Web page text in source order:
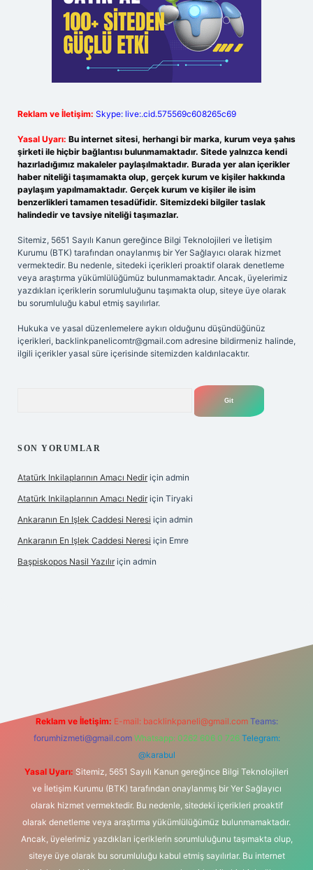
Reklam ve İletişim: Skype: live:.cid.575569c608265c69
Yasal Uyarı: Bu internet sitesi, herhangi bir marka, kurum veya şahıs
şirketi ile hiçbir bağlantısı bulunmamaktadır. Sitede yalnızca kendi
hazırladığımız makaleler paylaşılmaktadır. Burada yer alan içerikler
haber niteliği taşımamakta olup, gerçek kurum ve kişiler hakkında
paylaşım yapılmamaktadır. Gerçek kurum ve kişiler ile isim
benzerlikleri tamamen tesadüfidir. Sitemizdeki bilgiler taslak
halindedir ve tavsiye niteliği taşımazlar.
Sitemiz, 5651 Sayılı Kanun gereğince Bilgi Teknolojileri ve İletişim
Kurumu (BTK) tarafından onaylanmış bir Yer Sağlayıcı olarak hizmet
vermektedir. Bu nedenle, sitedeki içerikleri proaktif olarak denetleme
veya araştırma yükümlülüğümüz bulunmamaktadır. Ancak, üyelerimiz
yazdıkları içeriklerin sorumluluğunu taşımakta olup, siteye üye olarak
bu sorumluluğu kabul etmiş sayılırlar.
Hukuka ve yasal düzenlemelere aykırı olduğunu düşündüğünüz
içerikleri, backlinkpanelicomtr@gmail.com adresine bildirmeniz halinde,
ilgili içerikler yasal süre içerisinde sitemizden kaldırılacaktır.
SON YORUMLAR
Atatürk Inkilaplarının Amacı Nedir için admin
Atatürk Inkilaplarının Amacı Nedir için Tiryaki
Ankaranın En Işlek Caddesi Neresi için admin
Ankaranın En Işlek Caddesi Neresi için Emre
Başpiskopos Nasil Yazılır için admin
Reklam ve İletişim: E-mail: backlinkpaneli@gmail.com Teams:
forumhizmeti@gmail.com Whatsapp: 0262 606 0 726 Telegram:
@karabul
Yasal Uyarı: Sitemiz, 5651 Sayılı Kanun gereğince Bilgi Teknolojileri
ve İletişim Kurumu (BTK) tarafından onaylanmış bir Yer Sağlayıcı
olarak hizmet vermektedir. Bu nedenle, sitedeki içerikleri proaktif
olarak denetleme veya araştırma yükümlülüğümüz bulunmamaktadır.
Ancak, üyelerimiz yazdıkları içeriklerin sorumluluğunu taşımakta olup,
siteye üye olarak bu sorumluluğu kabul etmiş sayılırlar. Bu internet